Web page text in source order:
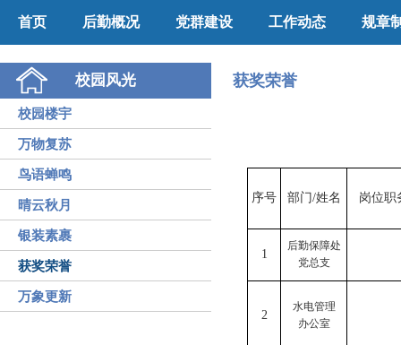
首页 后勤概况 党群建设 工作动态 规章
校园风光
校园楼宇
万物复苏
鸟语蝉鸣
晴云秋月
银装素裹
获奖荣誉
万象更新
获奖荣誉
序号 部门/姓名 岗位职
1
后勤保障处
党总支
2
水电管理
办公室